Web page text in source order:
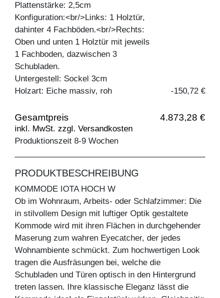
Plattenstärke: 2,5cm
Konfiguration:<br/>Links: 1 Holztür,
dahinter 4 Fachböden.<br/>Rechts:
Oben und unten 1 Holztür mit jeweils
1 Fachboden, dazwischen 3
Schubladen.
Untergestell: Sockel 3cm
Holzart: Eiche massiv, roh
-150,72 €
Gesamtpreis 4.873,28 €
inkl. MwSt. zzgl. Versandkosten
Produktionszeit 8-9 Wochen
PRODUKTBESCHREIBUNG
KOMMODE IOTA HOCH W
Ob im Wohnraum, Arbeits- oder Schlafzimmer: Die
in stilvollem Design mit luftiger Optik gestaltete
Kommode wird mit ihren Flächen in durchgehender
Maserung zum wahren Eyecatcher, der jedes
Wohnambiente schmückt. Zum hochwertigen Look
tragen die Ausfräsungen bei, welche die
Schubladen und Türen optisch in den Hintergrund
treten lassen. Ihre klassische Eleganz lässt die